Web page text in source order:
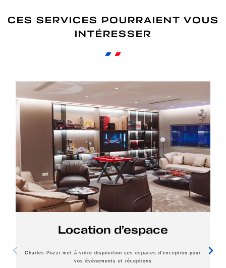
CES SERVICES POURRAIENT VOUS
INTÉRESSER
Location d’espace
Charles Pozzi met à votre disposition ses espaces d’exception pour
vos événements et réceptions